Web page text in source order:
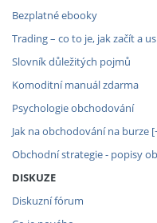
Bezplatné ebooky
Trading – co to je, jak začít a
Slovník důležitých pojmů
Komoditní manuál zdarma
Psychologie obchodování
Jak na obchodování na burze
Obchodní strategie - popisy
DISKUZE
Diskuzní fórum